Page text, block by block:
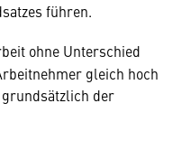
führen.
ohne Unterschied
gleich hoch
der